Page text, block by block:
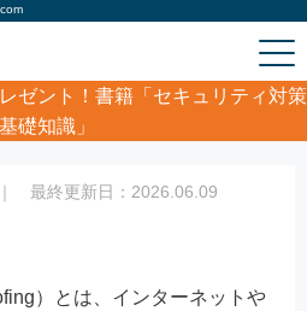
ゼント！書籍「セキュリティ対策
礎知識」
ーフィング
最終更新日：2026.06.09
）とは、インターネットや